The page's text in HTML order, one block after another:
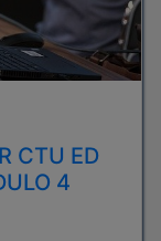
CTU ED
4